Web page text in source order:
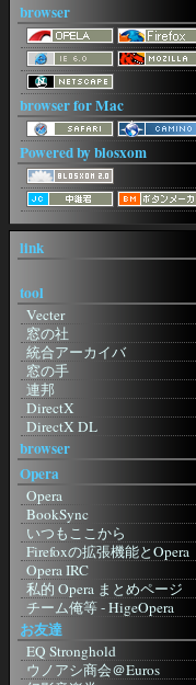
browser
browser for Mac
Powered by blosxom
link
tool
Vecter
窓の社
統合アーカイバ
窓の手
連邦
DirectX
DirectX DL
ねこみみの世を忍ぶ仮のHP
紙 2001
IM
MSN メッセンジャー
MSN メッセ ガイド
Regnessem
Miranda
み～ちゃんのICQ
Skype
Instant Messenger Club
辞書
Goo
Infoseek
browser
Opera
Opera
BookSync
いつもここから
Firefoxの拡張機能とOpera
Opera IRC
私的 Opera まとめページ
チーム俺等 - HigeOpera
Opera The Fastest Browser
Wandering Linux 5-3
Entrance Page)
MoonStone'S Laboratory
お友達
EQ Stronghold
ウノアシ商会＠Euros